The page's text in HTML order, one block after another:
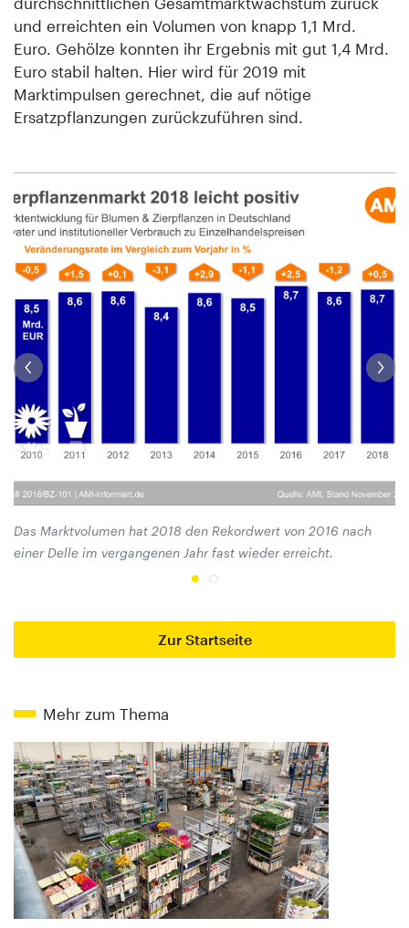
und erreichten ein Volumen von knapp 1,1 Mrd.
Euro. Gehölze konnten ihr Ergebnis mit gut 1,4 Mrd.
Euro stabil halten. Hier wird für 2019 mit
Marktimpulsen gerechnet, die auf nötige
Ersatzpflanzungen zurückzuführen sind.
Das Marktvolumen hat 2018 den Rekordwert von 2016 nach
einer Delle im vergangenen Jahr fast wieder erreicht.
Zur Startseite
Mehr zum Thema